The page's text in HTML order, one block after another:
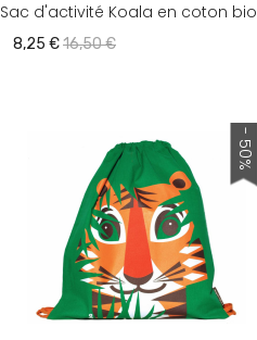
Sac d'activité Koala en coton bio
8,25 €16,50 €
- 50%